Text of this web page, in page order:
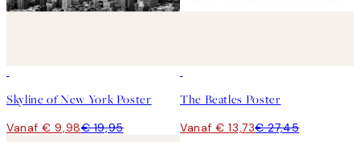
Skyline of New York Poster
Vanaf € 9,98€ 19,95
The Beatles Poster
Vanaf € 13,73€ 27,45